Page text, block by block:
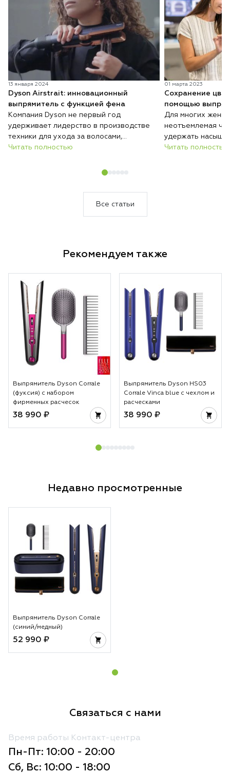
13 января 2024
Dyson Airstrait: инновационный
выпрямитель с функцией фена
Компания Dyson не первый год
удерживает лидерство в производстве
техники для ухода за волосами,
постоянно удивляя пользователей
марки тщательно тестируется,
как фен Supersonic, футуристический
Читать полностью
01 марта 2023
Сохранение
помощью
Для многих
неотъемлемая
удержать
просто.
Читать полностью
Все статьи
Рекомендуем также
Выпрямитель Dyson Corrale
(фуксия) с набором
фирменных расчесок
38 990 ₽
Выпрямитель Dyson HS03
Corrale Vinca blue с чехлом и
расческами
38 990 ₽
Недавно просмотренные
Выпрямитель Dyson Corrale
(синий/медный)
52 990 ₽
Связаться с нами
Время работы Контакт-центра
Пн-Пт: 10:00 - 20:00
Сб, Вс: 10:00 - 18:00